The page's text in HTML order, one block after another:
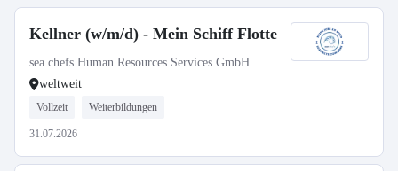
Kellner (w/m/d) - Mein Schiff Flotte
sea chefs Human Resources Services GmbH
weltweit
Vollzeit Weiterbildungen
31.07.2026